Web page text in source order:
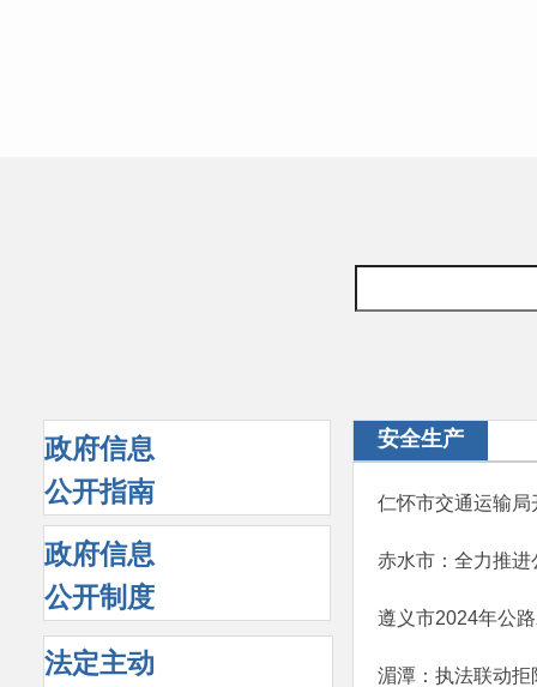
政府信息
公开指南
政府信息
公开制度
法定主动
安全生产
仁怀市交通运输
赤水市：全力推
遵义市2024年公
湄潭：执法联动